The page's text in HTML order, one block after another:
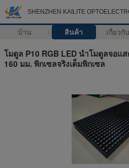
SHENZHEN KAILITE
บ้าน สินค้า เกี่ยวกั
โมดูล P10 RGB LED นำโมดูลจอแ
160 มม. พิกเซลจริงเต็มพิกเซล